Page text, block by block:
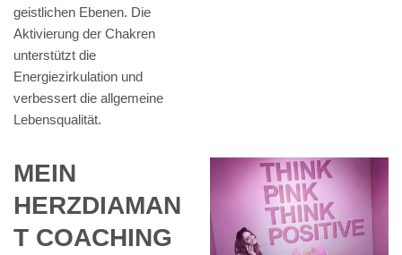
geistlichen Ebenen. Die
Aktivierung der Chakren
unterstützt die
Energiezirkulation und
verbessert die allgemeine
Lebensqualität.
MEIN
HERZDIAMAN
T COACHING